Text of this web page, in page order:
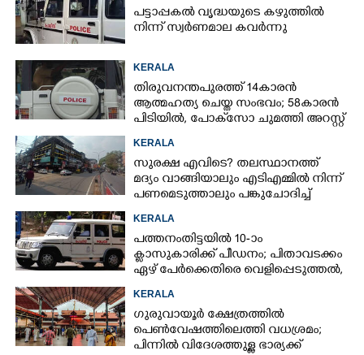
പട്ടാപ്പകൽ വൃദ്ധയുടെ കഴുത്തിൽ
നിന്ന് സ്വർണമാല കവർന്നു
KERALA
തിരുവനന്തപുരത്ത് 14കാരൻ
ആത്മഹത്യ ചെയ്ത സംഭവം; 58കാരൻ
പിടിയിൽ, പോക്‌സോ ചുമത്തി അറസ്റ്റ്
KERALA
സുരക്ഷ എവിടെ?​ തലസ്ഥാനത്ത്
മദ്യം വാങ്ങിയാലും എടിഎമ്മിൽ നിന്ന്
പണമെടുത്താലും പങ്കുചോദിച്ച്
KERALA
പത്തനംതിട്ടയിൽ 10-ാം
ക്ലാസുകാരിക്ക് പീഡനം; പിതാവടക്കം
ഏഴ് പേർക്കെതിരെ വെളിപ്പെടുത്തൽ,
KERALA
ഗുരുവായൂർ ക്ഷേത്രത്തിൽ
പെൺവേഷത്തിലെത്തി വധശ്രമം;
പിന്നിൽ വിദേശത്തുള്ള ഭാര്യക്ക്